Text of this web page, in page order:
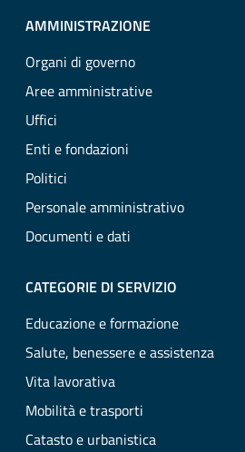
AMMINISTRAZIONE
Organi di governo
Aree amministrative
Uffici
Enti e fondazioni
Politici
Personale amministrativo
Documenti e dati
CATEGORIE DI SERVIZIO
Educazione e formazione
Salute, benessere e assistenza
Vita lavorativa
Mobilità e trasporti
Catasto e urbanistica